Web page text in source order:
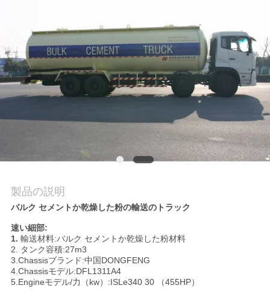
管
理
私
に
連
絡
し
な
さ
製品の説明
バルク セメントか乾燥した粉の輸送のトラック
速い細部:
1. 輸送材料:バルク セメントか乾燥した粉材料
2. タンク容積:27m3
3.Chassisブランド:中国DONGFENG
4.Chassisモデル:DFL1311A4
5.Engineモデル/力（kw）:ISLe340 30 （455HP）